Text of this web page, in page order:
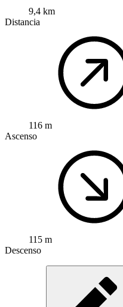
9,4 km
Distancia
116 m
Ascenso
115 m
Descenso